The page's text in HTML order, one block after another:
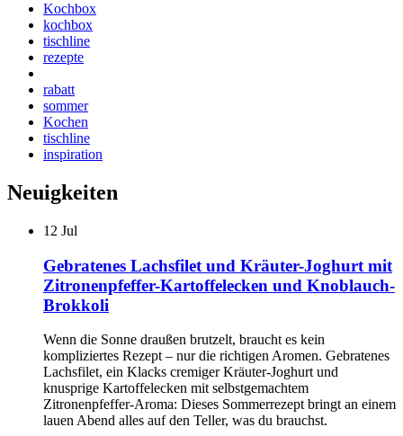
Kochbox
kochbox
tischline
rezepte
rabatt
sommer
Kochen
tischline
inspiration
Neuigkeiten
12 Jul
Gebratenes Lachsfilet und Kräuter-Joghurt mit
Zitronenpfeffer-Kartoffelecken und Knoblauch-
Brokkoli
Wenn die Sonne draußen brutzelt, braucht es kein
kompliziertes Rezept – nur die richtigen Aromen. Gebratenes
Lachsfilet, ein Klacks cremiger Kräuter-Joghurt und
knusprige Kartoffelecken mit selbstgemachtem
Zitronenpfeffer-Aroma: Dieses Sommerrezept bringt an einem
lauen Abend alles auf den Teller, was du brauchst.